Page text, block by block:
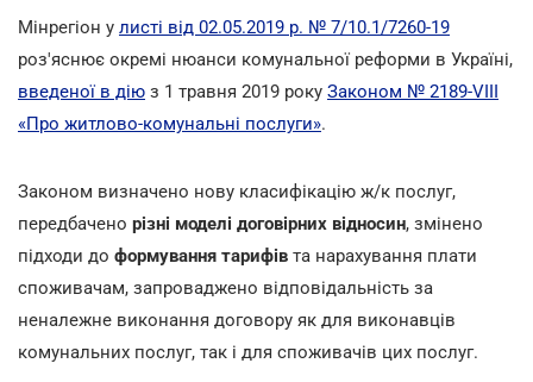
Мінрегіон у листі від 02.05.2019 р. № 7/10.1/7260-19
роз'яснює окремі нюанси комунальної реформи в Україні,
введеної в дію з 1 травня 2019 року Законом № 2189-VIII
«Про житлово-комунальні послуги».
Законом визначено нову класифікацію ж/к послуг,
передбачено різні моделі договірних відносин, змінено
підходи до формування тарифів та нарахування плати
споживачам, запроваджено відповідальність за
неналежне виконання договору як для виконавців
комунальних послуг, так і для споживачів цих послуг.